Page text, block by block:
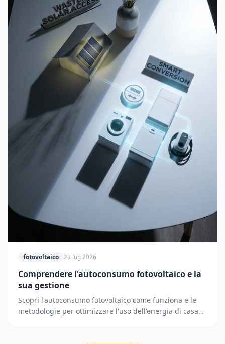
fotovoltaico 23 lug 2026
Comprendere l'autoconsumo fotovoltaico e la
sua gestione
Scopri l'autoconsumo fotovoltaico come funziona e le
metodologie per ottimizzare l'uso dell'energia di casa